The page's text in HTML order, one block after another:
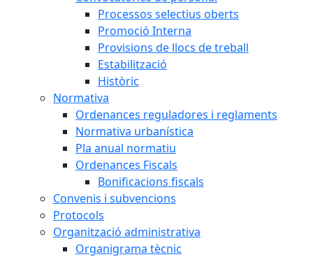
Processos selectius oberts
Promoció Interna
Provisions de llocs de treball
Estabilització
Històric
Normativa
Ordenances reguladores i reglaments
Normativa urbanística
Pla anual normatiu
Ordenances Fiscals
Bonificacions fiscals
Convenis i subvencions
Protocols
Organització administrativa
Organigrama tècnic